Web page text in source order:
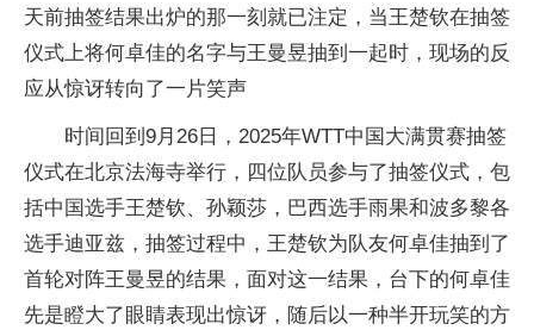
天前抽签结果出炉的那一刻就已注定，当王楚钦在抽签
仪式上将何卓佳的名字与王曼昱抽到一起时，现场的反
应从惊讶转向了一片笑声
时间回到9月26日，2025年WTT中国大满贯赛抽签
仪式在北京法海寺举行，四位队员参与了抽签仪式，包
括中国选手王楚钦、孙颖莎，巴西选手雨果和波多黎各
选手迪亚兹，抽签过程中，王楚钦为队友何卓佳抽到了
首轮对阵王曼昱的结果，面对这一结果，台下的何卓佳
先是瞪大了眼睛表现出惊讶，随后以一种半开玩笑的方